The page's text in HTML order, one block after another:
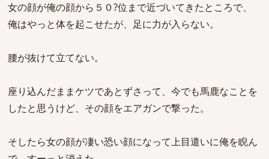
女の顔が俺の顔から５０?位まで近づいてきたところで、
俺はやっと体を起こせたが、足に力が入らない。
腰が抜けて立てない。
座り込んだままケツであとずさって、今でも馬鹿なことを
したと思うけど、その顔をエアガンで撃った。
そしたら女の顔が凄い恐い顔になって上目遣いに俺を睨ん